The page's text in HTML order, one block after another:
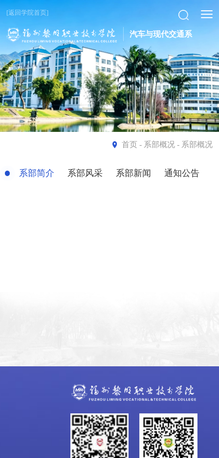
[返回学院首页]
汽车与现代交通系
首页- 系部概况 - 系部概况
系部简介 系部风采 系部新闻 通知公告